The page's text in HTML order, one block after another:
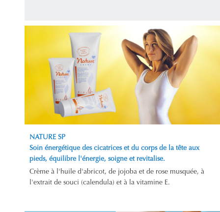
NATURE SP
Soin énergétique des cicatrices et du corps de la tête aux
pieds, équilibre l'énergie, soigne et revitalise.
Crème à l'huile d'abricot, de jojoba et de rose musquée, à
l'extrait de souci (calendula) et à la vitamine E.